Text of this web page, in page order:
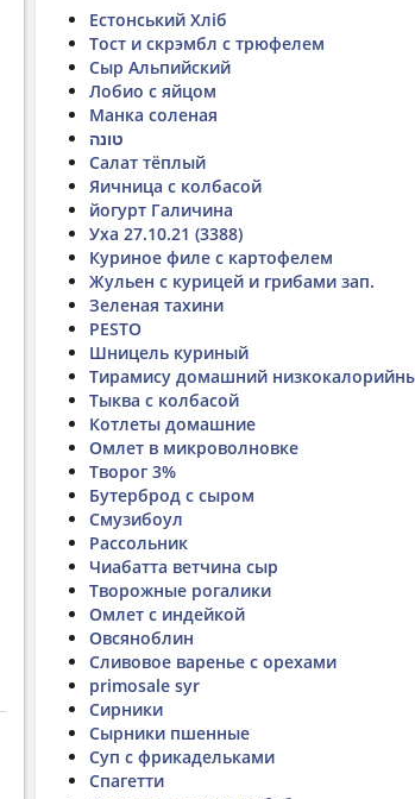
Естонський Хліб
Тост и скрэмбл с трюфелем
Сыр Альпийский
Лобио с яйцом
Манка соленая
טונה
Салат тёплый
Яичница с колбасой
йогурт Галичина
Уха 27.10.21 (3388)
Куриное филе с картофелем
Жульен с курицей и грибами зап.
Зеленая тахини
PESTO
Шницель куриный
Тирамису домашний
Тыква с колбасой
Котлеты домашние
Омлет в микроволновке
Творог 3%
Бутерброд с сыром
Смузибоул
Рассольник
Чиабатта ветчина сыр
Творожные рогалики
Омлет с индейкой
Овсяноблин
Сливовое варенье с орехами
primosale syr
Сирники
Сырники пшенные
Суп с фрикадельками
Спагетти